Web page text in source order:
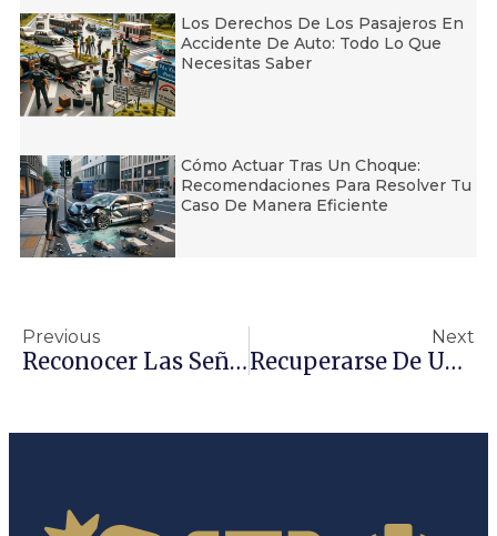
Los Derechos De Los Pasajeros En
Accidente De Auto: Todo Lo Que
Necesitas Saber
Cómo Actuar Tras Un Choque:
Recomendaciones Para Resolver Tu
Caso De Manera Eficiente
Previous
Reconocer Las Señales De Abuso A Personas Mayores
Next
Recuperarse De Una Concusión